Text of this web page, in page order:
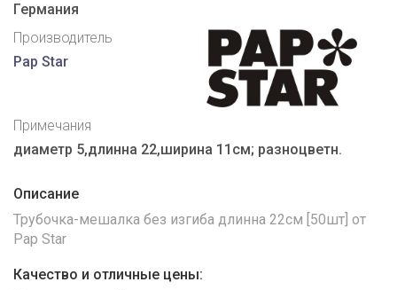
Германия
Производитель
Pap Star
Примечания
диаметр 5,длинна 22,ширина 11см; разноцветн.
Описание
Трубочка-мешалка без изгиба длинна 22см [50шт] от
Pap Star
Качество и отличные цены: